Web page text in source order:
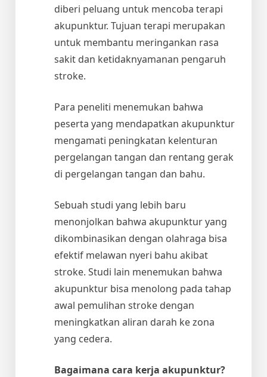
diberi peluang untuk mencoba terapi
akupunktur. Tujuan terapi merupakan
untuk membantu meringankan rasa
sakit dan ketidaknyamanan pengaruh
stroke.
Para peneliti menemukan bahwa
peserta yang mendapatkan akupunktur
mengamati peningkatan kelenturan
pergelangan tangan dan rentang gerak
di pergelangan tangan dan bahu.
Sebuah studi yang lebih baru
menonjolkan bahwa akupunktur yang
dikombinasikan dengan olahraga bisa
efektif melawan nyeri bahu akibat
stroke. Studi lain menemukan bahwa
akupunktur bisa menolong pada tahap
awal pemulihan stroke dengan
meningkatkan aliran darah ke zona
yang cedera.
Bagaimana cara kerja akupunktur?